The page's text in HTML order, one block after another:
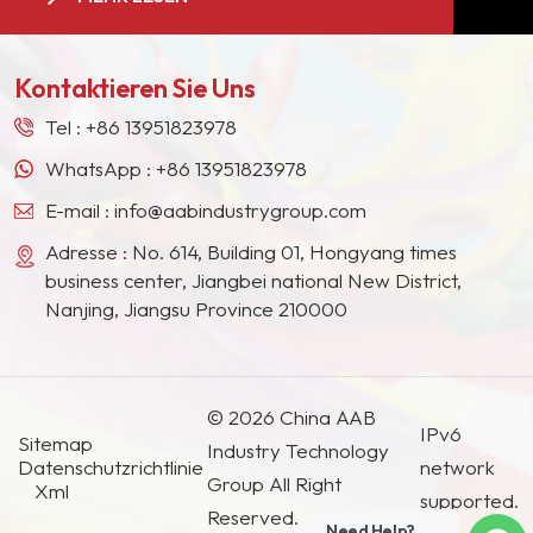
Vielzahl von
Anwendungen, von
über Holzbeschichtungen
bis hin zu Gel-
SIC-WA-Serie ist Ihre
erste Wahl für
umweltfreundliche
stabilen Lieferanten für viele Farbengiganten in
Südostasien, Japan, Südkorea und anderen
Ländern und Regionen geworden.
Kontaktieren Sie Uns
Tel : +86 13951823978
WhatsApp : +86 13951823978
E-mail : info@aabindustrygroup.com
Adresse : No. 614, Building 01, Hongyang times
business center, Jiangbei national New District,
Nanjing, Jiangsu Province 210000
Sitemap
Datenschutzrichtlinie
Xml
© 2026 China AAB
Industry Technology
Group All Right
Reserved.
IPv6
network
supported.